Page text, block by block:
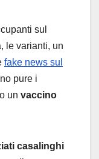
sul
le varianti, un
fake news sul
pure i
un vaccino
casalinghi